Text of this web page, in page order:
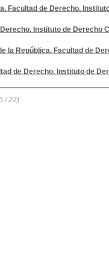
Facultad de Derecho.
Instituto de Derecho
la República. Facultad de
de Derecho. Instituto de
/ 22)